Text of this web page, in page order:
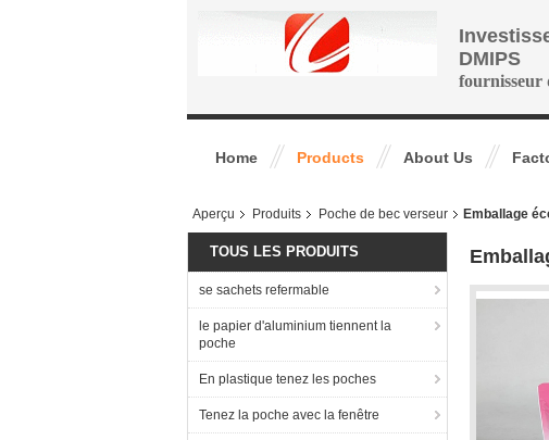
DMIPS
fournisseur
Home Products About Us
Aperçu Produits Poche de bec verseur Emballage
TOUS LES PRODUITS
se sachets refermable
le papier d'aluminium tiennent la
poche
En plastique tenez les poches
Tenez la poche avec la fenêtre